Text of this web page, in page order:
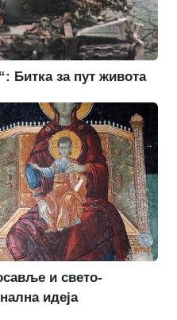
Битка за пут живота
и свето-
идеја